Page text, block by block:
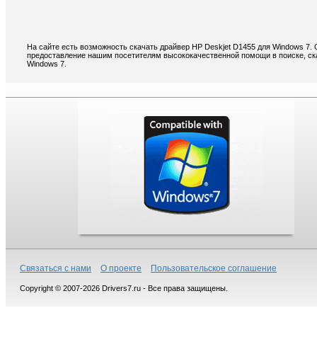
На сайте есть возможность скачать драйвер HP Deskjet D1455 для Windows
предоставление нашим посетителям высококачественной помощи в поиске,
Windows 7.
Связаться с нами О проекте Пользовательское соглашение
Copyright © 2007-2026 Drivers7.ru - Все права защищены.